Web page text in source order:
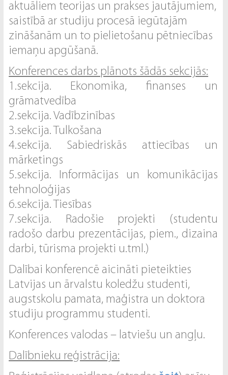
aktuāliem teorijas un prakses jautājumiem,
saistībā ar studiju procesā iegūtajām
zināšanām un to pielietošanu pētniecības
iemaņu apgūšanā.
Konferences darbs plānots šādās sekcijās:
1.sekcija. Ekonomika, finanses un
grāmatvedība
2.sekcija. Vadībzinības
3.sekcija. Tulkošana
4.sekcija. Sabiedriskās attiecības un
mārketings
5.sekcija. Informācijas un komunikācijas
tehnoloģijas
6.sekcija. Tiesības
7.sekcija. Radošie projekti (studentu
radošo darbu prezentācijas, piem., dizaina
darbi, tūrisma projekti u.tml.)
Dalībai konferencē aicināti pieteikties
Latvijas un ārvalstu koledžu studenti,
augstskolu pamata, maģistra un doktora
studiju programmu studenti.
Konferences valodas – latviešu un angļu.
Dalībnieku reģistrācija: